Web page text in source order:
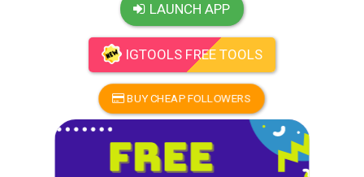
LAUNCH APP
IGTOOLS FREE TOOLS
BUY CHEAP FOLLOWERS